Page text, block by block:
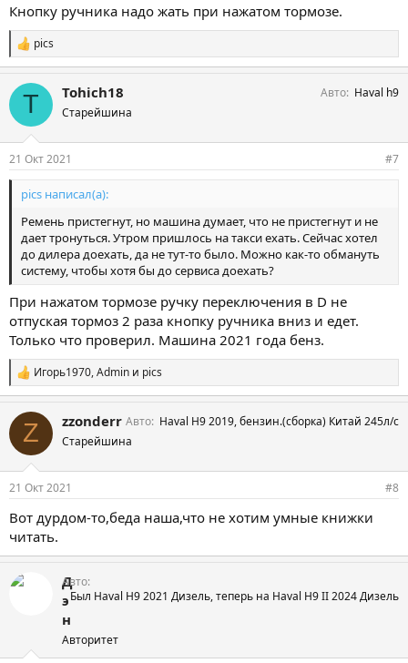
Кнопку ручника надо жать при нажатом тормозе.
С
и
п
т
pics
T Tohich18
Старейшина
Авто Haval h9
21 Окт 2021 #7
pics написал(а):
Ремень пристегнут, но машина думает, что не пристегнут и не
дает тронуться. Утром пришлось на такси ехать. Сейчас хотел
до дилера доехать, да не тут-то было. Можно как-то обмануть
систему, чтобы хотя бы до сервиса доехать?
При нажатом тормозе ручку переключения в D не
отпуская тормоз 2 раза кнопку ручника вниз и едет.
Только что проверил. Машина 2021 года бенз.
С
и
п
т
Игорь1970,Admin и pics
Z zzonderr
Старейшина
Авто Haval H9 2019, бензин.(сборка) Китай 245л/с
21 Окт 2021 #8
Вот дурдом-то,беда наша,что не хотим умные книжки
читать.
Д
э
н
Авторитет
Авто
Был Haval H9 2021 Дизель, теперь на Haval H9 II 2024 Дизель